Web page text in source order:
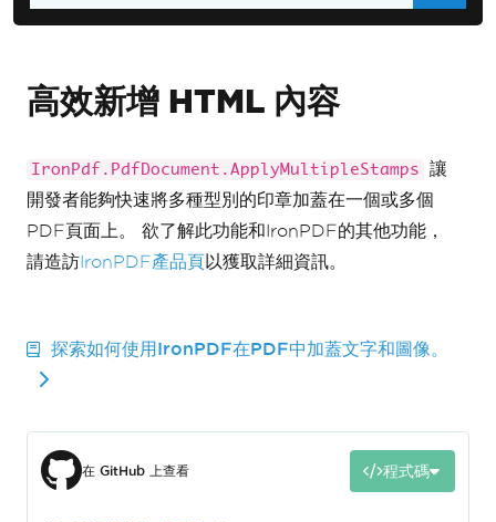
FontSize
= 30,
};
pdf
Uri filepath =
new
ImageStamper imageStamper =
new
ImageStamper(filepath)
{
VerticalAlignment
=
VerticalAlignment .Top,
BarcodeStamper("IronPDF",
BarcodeEncoding
{
高效新增 HTML 內容
IronPdf.PdfDocument.ApplyMultipleStamps
讓
開發者能夠快速將多種型別的印章加蓋在一個或多個
PDF頁面上。 欲了解此功能和IronPDF的其他功能，
請造訪IronPDF產品頁以獲取詳細資訊。
探索如何使用IronPDF在PDF中加蓋文字和圖像。
在 GitHub 上查看 程式碼